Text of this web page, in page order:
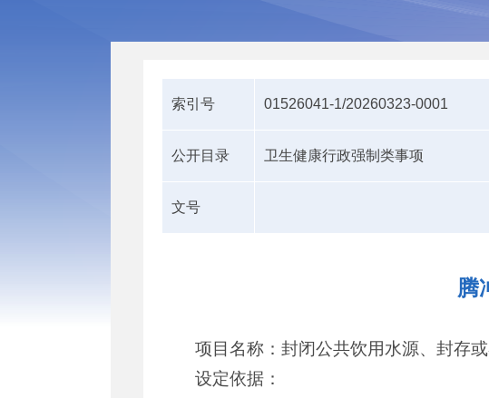
索引号 01526041-1/20260323-0001
公开目录 卫生健康行政强制类事项
文号
腾
项目名称：封闭公共饮用水源、封存
设定依据：